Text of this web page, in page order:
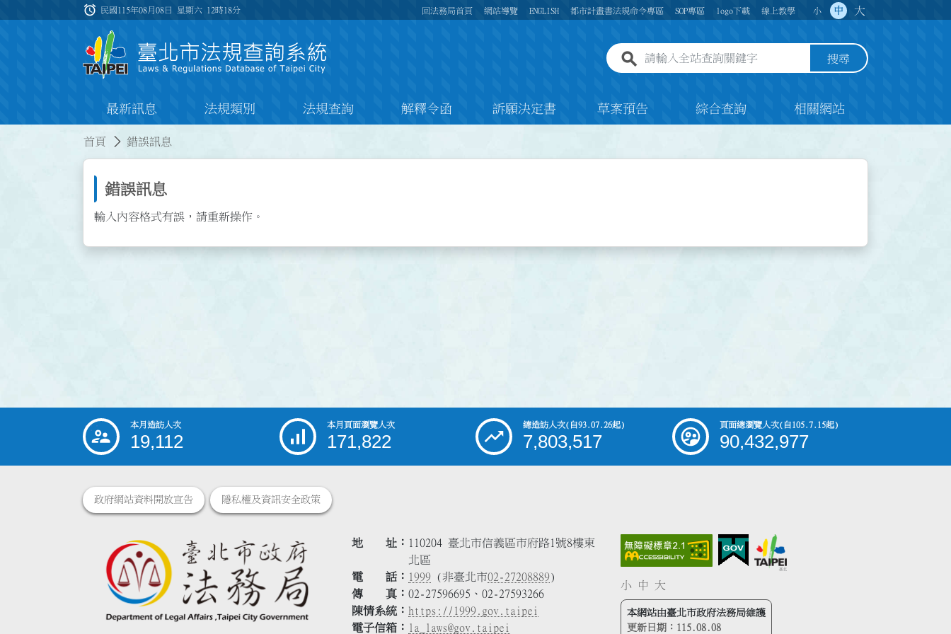
:::
alarm 民國115年08月08日 星期六 12時18分 回法務局首頁 網站導覽 ENGLISH 都市計畫書法規命令專區 SOP專區 logo下載 線上教學 小 中 大
全站查詢關鍵字欄位 搜尋
最新訊息 法規類別 法規查詢 解釋令函 訴願決定書 草案預告 綜合查詢 相關網站
首頁 錯誤訊息
錯誤訊息
輸入內容格式有誤，請重新操作。
::: 本月造訪人次
19,112
本月頁面瀏覽人次
171,822
總造訪人次(自93.07.26起)
7,803,517
頁面總瀏覽人次(自105.7.15起)
90,432,977
政府網站資料開放宣告 隱私權及資訊安全政策
地 址
110204 臺北市信義區市府路1號8樓東
北區
電 話
1999 (非臺北市02-27208889)
傳 真
02-27596695、02-27593266
陳情系統
https://1999.gov.taipei
電子信箱
la_laws@gov.taipei
小 中 大
本網站由臺北市政府法務局維護
更新日期： 115.08.08